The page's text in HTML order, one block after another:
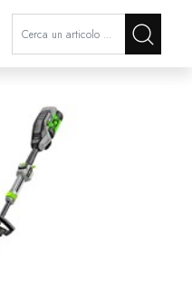
La modifica di un filtro